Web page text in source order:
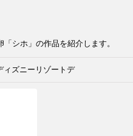
シホ」の作品を紹介します。
ィズニーリゾートデ